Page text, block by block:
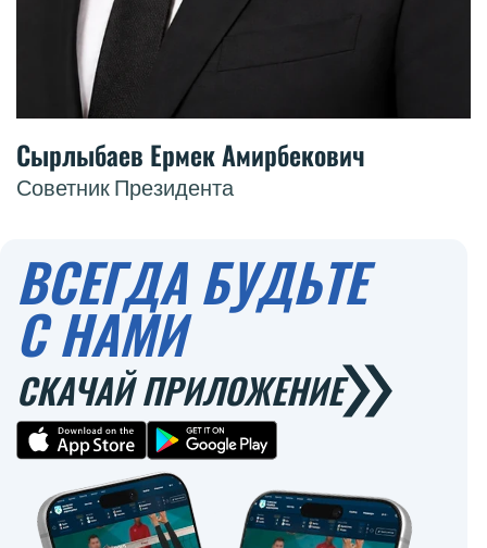
Сырлыбаев Ермек Амирбекович
Советник Президента
ВСЕГДА БУДЬТЕ
С НАМИ
СКАЧАЙ ПРИЛОЖЕНИЕ